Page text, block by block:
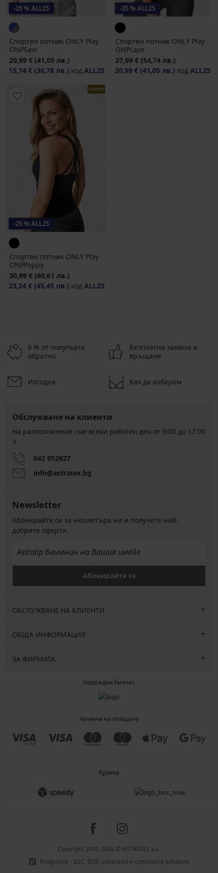
-25 % ALL25
Спортен потник ONLY Play
ONPSavi
20,99 € (41,05 лв.)
15,74 € (30,78 лв.) код ALL25
-25 % ALL25
Спортен потник ONLY Play
ONPLaze
27,99 € (54,74 лв.)
20,99 € (41,05 лв.) код ALL25
LIMITED
-25 % ALL25
Спортен потник ONLY Play
ONPPoppy
30,99 € (60,61 лв.)
23,24 € (45,45 лв.) код ALL25
8 % от покупката
обратно
Безплатна замяна и
връщане
Изгодна Как да изберем
Обслужване на клиенти
На разположение сме всеки работен ден от 9:00 до 17:00
ч
042 952927
info@astratex.bg
Newsletter
Абонирайте се за нюзлетъра ни и получете най-
добрите оферти.
Абонирайте се
ОБСЛУЖВАНЕ НА КЛИЕНТИ
ОБЩА ИНФОРМАЦИЯ
ЗА ФИРМАТА
Надежден бизнес
Начини на плащане
Куриер
Copyright 2005-2026 © ASTRATEX a.s.
Programia - B2C, B2B, advanced e-commerce solutions